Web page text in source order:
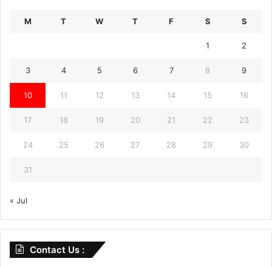
M T W T F S S
1 2
3 4 5 6 7 8 9
10 11 12 13 14 15 16
17 18 19 20 21 22 23
24 25 26 27 28 29 30
31
« Jul
Contact Us :